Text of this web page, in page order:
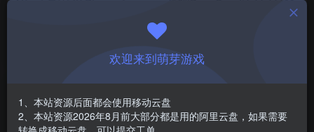
独立
1 35天前
欢迎来到萌芽游戏
1、本站资源后面都会使用移动云盘
2、本站资源2026年8月前大部分都是用的阿里云盘，如果需要